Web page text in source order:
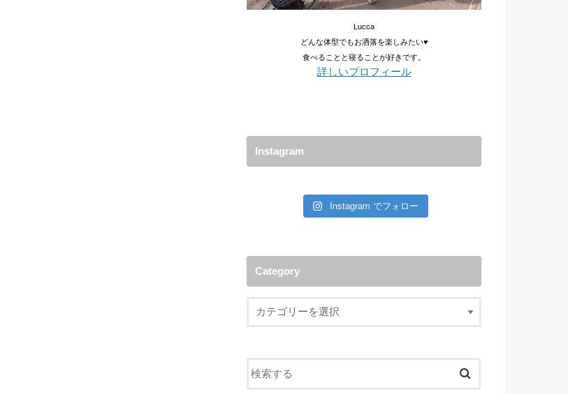
Lucca
どんな体型でもお洒落を楽しみたい♥
食べることと寝ることが好きです。
詳しいプロフィール
Instagram
Instagram でフォロー
Category